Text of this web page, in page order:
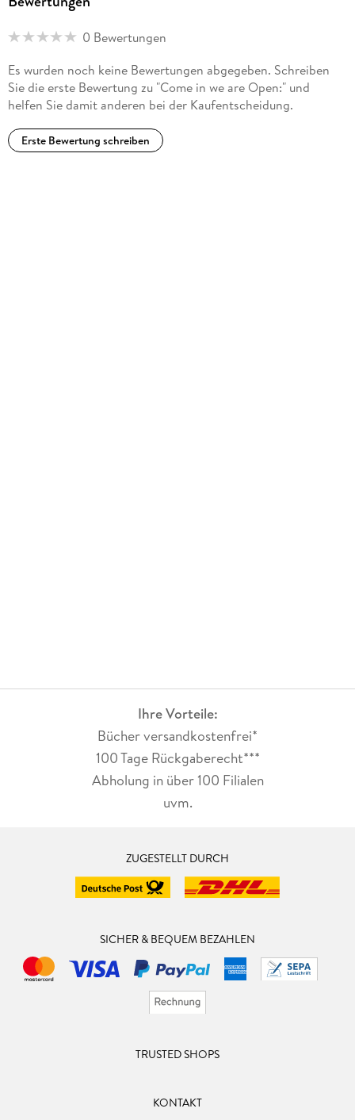
seines Studiums als Hörbuchsprecher zu arbeiten. Mit dem
Julian sein Debüt als Literaturinterpret bei der
hoerbuchedition words and music. Jetzt setzt er seinen
Roadtrip durch Amerika mit der Interpretation eines
Reiseberichts des Autors Florian Gräfe fort.
0 Bewertungen
Es wurden noch keine Bewertungen abgegeben. Schreiben
Sie die erste Bewertung zu "Come in we are Open:" und
helfen Sie damit anderen bei der Kaufentscheidung.
Erste Bewertung schreiben
Ihre Vorteile:
Bücher versandkostenfrei*
100 Tage Rückgaberecht***
Abholung in über 100 Filialen
uvm.
ZUGESTELLT DURCH
SICHER & BEQUEM BEZAHLEN
TRUSTED SHOPS
KONTAKT